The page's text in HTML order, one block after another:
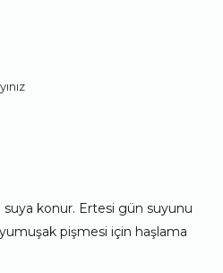
suya konur. Ertesi gün suyunu
pişmesi için haşlama